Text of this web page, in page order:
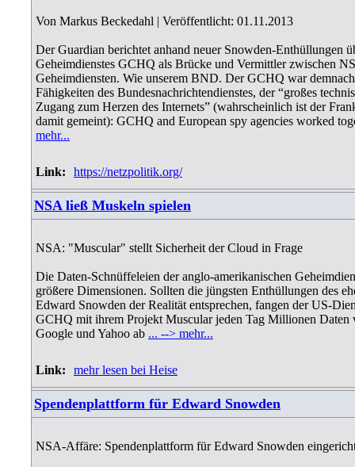
Von Markus Beckedahl | Veröffentlicht: 01.11.2013
Der Guardian berichtet anhand neuer Snowden-Enthüllungen
Geheimdienstes GCHQ als Brücke und Vermittler zwischen
Geheimdiensten. Wie unserem BND. Der GCHQ war
Fähigkeiten des Bundesnachrichtendienstes, der “großes
Zugang zum Herzen des Internets” (wahrscheinlich ist der
damit gemeint): GCHQ and European spy agencies worked
mehr...
Link: https://netzpolitik.org/
NSA ließ Muskeln spielen
NSA: "Muscular" stellt Sicherheit der Cloud in Frage
Die Daten-Schnüffeleien der anglo-amerikanischen
größere Dimensionen. Sollten die jüngsten Enthüllungen des
Edward Snowden der Realität entsprechen, fangen der US-
GCHQ mit ihrem Projekt Muscular jeden Tag Millionen Daten
Google und Yahoo ab ... --> mehr...
Link: mehr lesen bei Heise
Spendenplattform für Edward Snowden
NSA-Affäre: Spendenplattform für Edward Snowden